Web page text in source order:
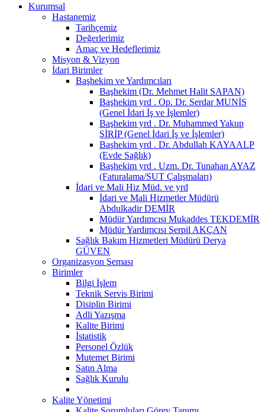
Kurumsal
Hastanemiz
Tarihçemiz
Değerlerimiz
Amaç ve Hedeflerimiz
Misyon & Vizyon
İdari Birimler
Başhekim ve Yardımcıları
Başhekim (Dr. Mehmet Halit SAPAN)
Başhekim yrd . Op. Dr. Serdar MUNİS
(Genel İdari İş ve İşlemler)
Başhekim yrd . Dr. Muhammed Yakup
ŞİRİP (Genel İdari İş ve İşlemler)
Başhekim yrd . Dr. Abdullah KAYAALP
(Evde Sağlık)
Başhekim yrd . Uzm. Dr. Tunahan AYAZ
(Faturalama/SUT Çalışmaları)
İdari ve Mali Hiz Müd. ve yrd
İdari ve Mali Hizmetler Müdürü
Abdulkadir DEMİR
Müdür Yardımcısı Mukaddes TEKDEMİR
Müdür Yardımcısı Serpil AKÇAN
Sağlık Bakım Hizmetleri Müdürü Derya
GÜVEN
Organizasyon Şeması
Birimler
Bilgi İşlem
Teknik Servis Birimi
Disiplin Birimi
Adli Yazışma
Kalite Birimi
İstatistik
Personel Özlük
Mutemet Birimi
Satın Alma
Sağlık Kurulu
Kalite Yönetimi